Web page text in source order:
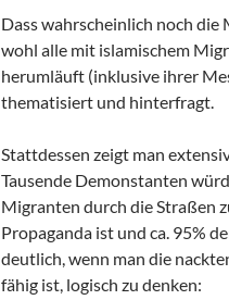
Dass wahrscheinlich noch
wohl alle mit islamischem
herumläuft (inklusive ihrer
thematisiert und hinterfragt.
Stattdessen zeigt man
Tausende Demonstanten
Migranten durch die Straßen
Propaganda ist und ca. 95%
deutlich, wenn man die
fähig ist, logisch zu denken: